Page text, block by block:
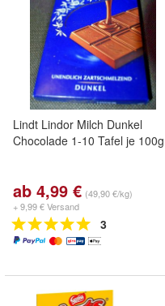
Lindt Lindor Milch Dunkel
Chocolade 1-10 Tafel je 100g
ab 4,99 € (49,90 €/kg)
+ 9,99 € Versand
3